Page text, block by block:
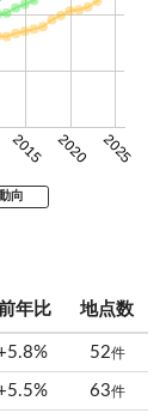
2015 2020 2025
向
年比 地点数
52件
63件